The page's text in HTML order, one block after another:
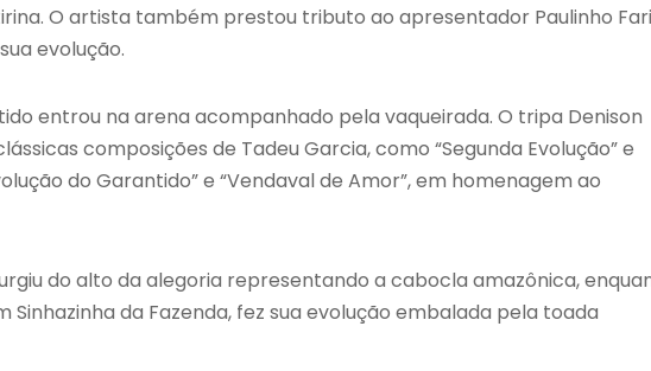
O artista também prestou tributo ao apresentador Paulinho
evolução.
entrou na arena acompanhado pela vaqueirada. O tripa Denison
composições de Tadeu Garcia, como “Segunda Evolução” e
do Garantido” e “Vendaval de Amor”, em homenagem ao
do alto da alegoria representando a cabocla amazônica,
da Fazenda, fez sua evolução embalada pela toada